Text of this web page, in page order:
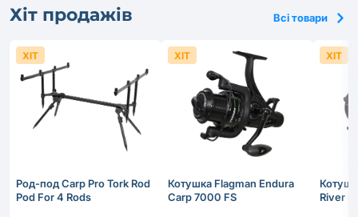
Хіт продажів Всі товари
Род-под Carp Pro Tork Rod
Pod For 4 Rods
ХІТ
Котушка Flagman Endura
Carp 7000 FS
ХІТ
River
ХІТ